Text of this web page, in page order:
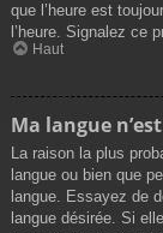
que l’heure est
l’heure. Signalez ce
Haut
Ma langue
La raison la plus
langue ou bien que
langue. Essayez de
langue désirée. Si